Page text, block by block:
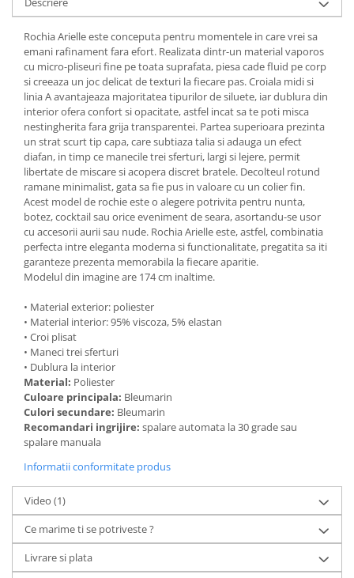
Rochia Arielle este conceputa pentru momentele in care vrei sa
emani rafinament fara efort. Realizata dintr-un material vaporos
cu micro-pliseuri fine pe toata suprafata, piesa cade fluid pe corp
si creeaza un joc delicat de texturi la fiecare pas. Croiala midi si
linia A avantajeaza majoritatea tipurilor de siluete, iar dublura din
interior ofera confort si opacitate, astfel incat sa te poti misca
nestingherita fara grija transparentei. Partea superioara prezinta
un strat scurt tip capa, care subtiaza talia si adauga un efect
diafan, in timp ce manecile trei sferturi, largi si lejere, permit
libertate de miscare si acopera discret bratele. Decolteul rotund
ramane minimalist, gata sa fie pus in valoare cu un colier fin.
Acest model de rochie este o alegere potrivita pentru nunta,
botez, cocktail sau orice eveniment de seara, asortandu-se usor
cu accesorii aurii sau nude. Rochia Arielle este, astfel, combinatia
perfecta intre eleganta moderna si functionalitate, pregatita sa iti
garanteze prezenta memorabila la fiecare aparitie.
Modelul din imagine are 174 cm inaltime.
• Material exterior: poliester
• Material interior: 95% viscoza, 5% elastan
• Croi plisat
• Maneci trei sferturi
• Dublura la interior
Material: Poliester
Culoare principala: Bleumarin
Culori secundare: Bleumarin
Recomandari ingrijire: spalare automata la 30 grade sau
spalare manuala
Informatii conformitate produs
Video (1)
Ce marime ti se potriveste ?
Livrare si plata